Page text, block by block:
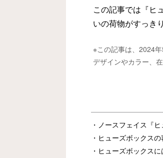
この記事では『ヒ
いの荷物がすっき
※この記事は、2024
デザインやカラー、
ノースフェイス『
ヒューズボックスの
ヒューズボックス